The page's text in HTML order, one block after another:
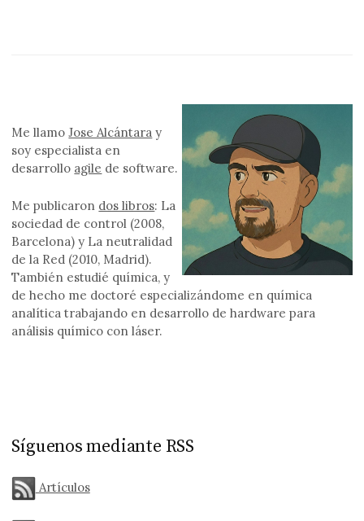
Me llamoJose Alcántara y
soy especialista en
desarrollo agile de software.
Me publicaron dos libros: La
sociedad de control (2008,
Barcelona) y La neutralidad
de la Red (2010, Madrid).
También estudié química, y
de hecho me doctoré especializándome en química
analítica trabajando en desarrollo de hardware para
análisis químico con láser.
Síguenos mediante RSS
Artículos